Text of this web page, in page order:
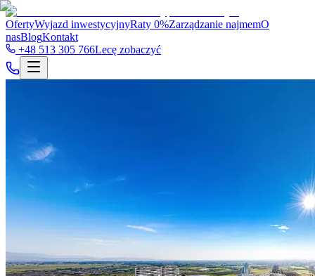
OfertyWyjazd inwestycyjnyRaty 0%Zarządzanie najmemO
nasBlogKontakt
+48 513 305 766Lecę zobaczyć